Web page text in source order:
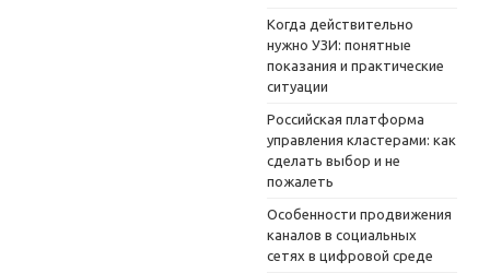
Когда действительно
нужно УЗИ: понятные
показания и практические
ситуации
Российская платформа
управления кластерами: как
сделать выбор и не
пожалеть
Особенности продвижения
каналов в социальных
сетях в цифровой среде